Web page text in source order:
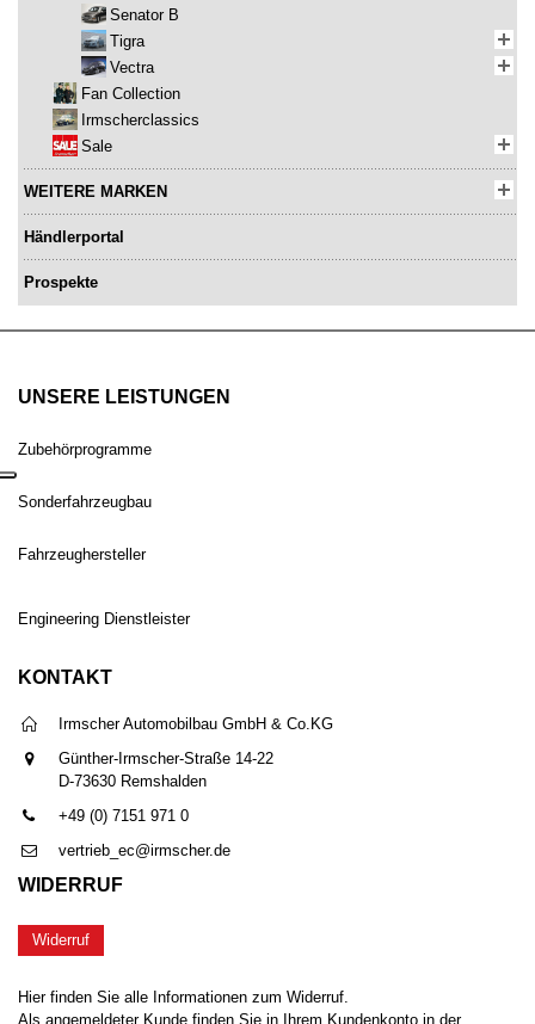
Senator B
Tigra
Vectra
Fan Collection
Irmscherclassics
Sale
WEITERE MARKEN
Händlerportal
Prospekte
UNSERE LEISTUNGEN
Zubehörprogramme
Sonderfahrzeugbau
Fahrzeughersteller
Engineering Dienstleister
KONTAKT
Irmscher Automobilbau GmbH & Co.KG
Günther-Irmscher-Straße 14-22
D-73630 Remshalden
+49 (0) 7151 971 0
vertrieb_ec@irmscher.de
WIDERRUF
Widerruf
Hier finden Sie alle Informationen zum Widerruf.
Als angemeldeter Kunde finden Sie in Ihrem Kundenkonto in der